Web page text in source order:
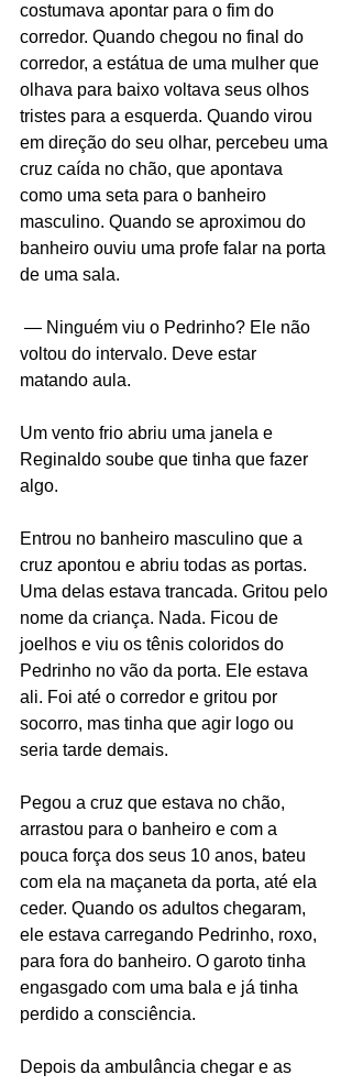
costumava apontar para o fim do
corredor. Quando chegou no final do
corredor, a estátua de uma mulher que
olhava para baixo voltava seus olhos
tristes para a esquerda. Quando virou
em direção do seu olhar, percebeu uma
cruz caída no chão, que apontava
como uma seta para o banheiro
masculino. Quando se aproximou do
banheiro ouviu uma profe falar na porta
de uma sala.
— Ninguém viu o Pedrinho? Ele não
voltou do intervalo. Deve estar
matando aula.
Um vento frio abriu uma janela e
Reginaldo soube que tinha que fazer
algo.
Entrou no banheiro masculino que a
cruz apontou e abriu todas as portas.
Uma delas estava trancada. Gritou pelo
nome da criança. Nada. Ficou de
joelhos e viu os tênis coloridos do
Pedrinho no vão da porta. Ele estava
ali. Foi até o corredor e gritou por
socorro, mas tinha que agir logo ou
seria tarde demais.
Pegou a cruz que estava no chão,
arrastou para o banheiro e com a
pouca força dos seus 10 anos, bateu
com ela na maçaneta da porta, até ela
ceder. Quando os adultos chegaram,
ele estava carregando Pedrinho, roxo,
para fora do banheiro. O garoto tinha
engasgado com uma bala e já tinha
perdido a consciência.
Depois da ambulância chegar e as